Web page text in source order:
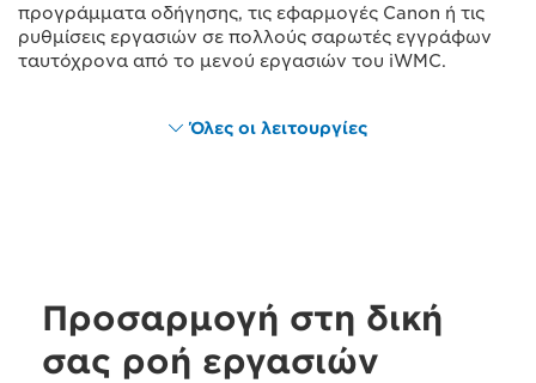
προγράμματα οδήγησης, τις εφαρμογές Canon ή τις
ρυθμίσεις εργασιών σε πολλούς σαρωτές εγγράφων
ταυτόχρονα από το μενού εργασιών του iWMC.
Όλες οι λειτουργίες
Προσαρμογή στη δική
σας ροή εργασιών